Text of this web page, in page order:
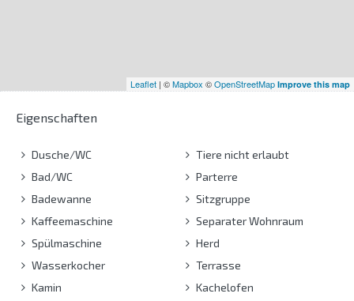
Leaflet | ©Mapbox ©OpenStreetMap Improve this map
Eigenschaften
Dusche/WC
Bad/WC
Badewanne
Kaffeemaschine
Spülmaschine
Wasserkocher
Kamin
Tiere nicht erlaubt
Parterre
Sitzgruppe
Separater Wohnraum
Herd
Terrasse
Kachelofen